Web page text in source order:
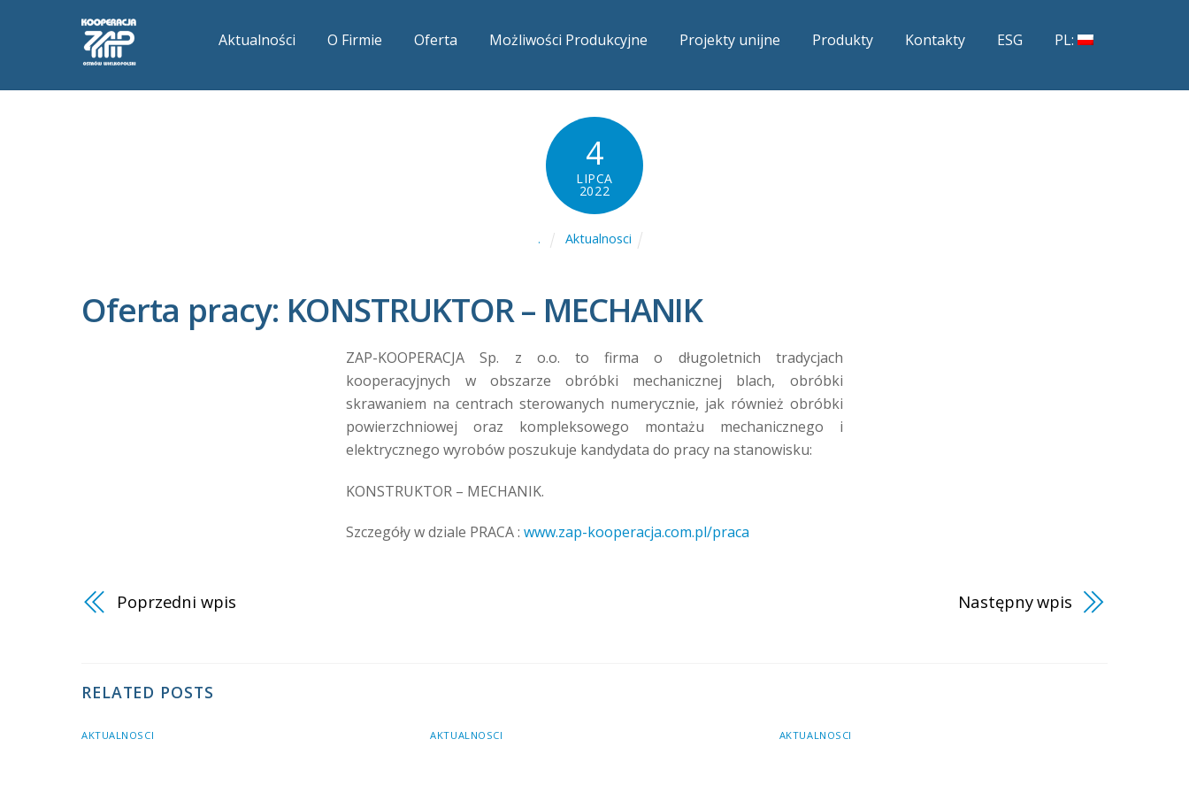
Aktualności O Firmie Oferta Możliwości Produkcyjne Projekty unijne Produkty Kontakty ESG PL:
4
LIPCA
2022
. Aktualnosci
Oferta pracy: KONSTRUKTOR – MECHANIK
ZAP-KOOPERACJA Sp. z o.o. to firma o długoletnich tradycjach
kooperacyjnych w obszarze obróbki mechanicznej blach, obróbki
skrawaniem na centrach sterowanych numerycznie, jak również obróbki
powierzchniowej oraz kompleksowego montażu mechanicznego i
elektrycznego wyrobów poszukuje kandydata do pracy na stanowisku:
KONSTRUKTOR – MECHANIK.
Szczegóły w dziale PRACA :www.zap-kooperacja.com.pl/praca
Poprzedni wpis Następny wpis
RELATED POSTS
AKTUALNOSCI AKTUALNOSCI AKTUALNOSCI